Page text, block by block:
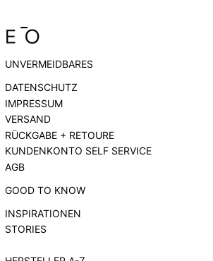
UNVERMEIDBARES
DATENSCHUTZ
IMPRESSUM
VERSAND
RÜCKGABE + RETOURE
KUNDENKONTO SELF SERVICE
AGB
GOOD TO KNOW
INSPIRATIONEN
STORIES